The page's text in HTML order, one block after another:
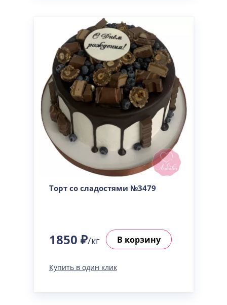
Торт со сладостями №3479
1850 ₽/кг В корзину
Купить в один клик